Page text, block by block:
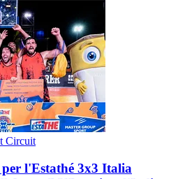
Circuit
l'Estathé 3x3 Italia